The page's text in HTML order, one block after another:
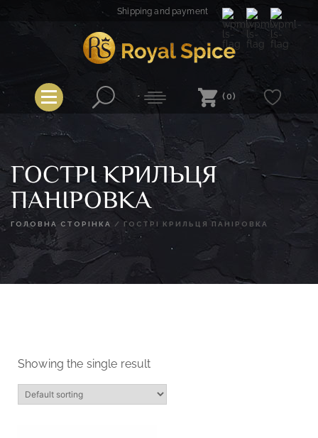
Shipping and payment
Royal Spice
(0)
ГОСТРІ КРИЛЬЦЯ
ПАНІРОВКА
ГОЛОВНА СТОРІНКА / ГОСТРІ КРИЛЬЦЯ ПАНІРОВКА
Showing the single result